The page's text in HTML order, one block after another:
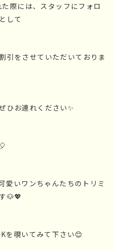
際には、スタッフにフォロ
して
引をさせていただいておりま
ひお連れください✨
愛いワンちゃんたちのトリミ
🐶💖
を覗いてみて下さい😊